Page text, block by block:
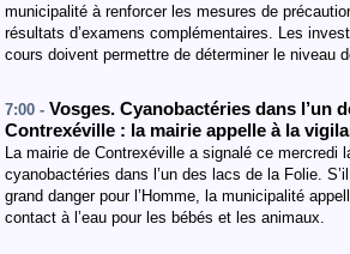
municipalité à renforcer les mesures de
résultats d’examens complémentaires. Les
cours doivent permettre de déterminer le niveau
7:00 - Vosges. Cyanobactéries dans l’un
Contrexéville : la mairie appelle à la
La mairie de Contrexéville a signalé ce mercredi
cyanobactéries dans l’un des lacs de la Folie.
grand danger pour l’Homme, la municipalité
contact à l’eau pour les bébés et les animaux.